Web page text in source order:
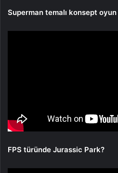
Superman temalı konsept
FPS türünde Jurassic Park?